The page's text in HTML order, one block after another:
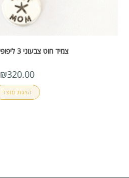
צמיד חוט צבעוני 3 ליפופים ותליון כסף
₪320.00
הצגת מוצר